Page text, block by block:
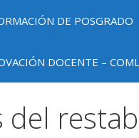
DE POSGRADO
DOCENTE –
del